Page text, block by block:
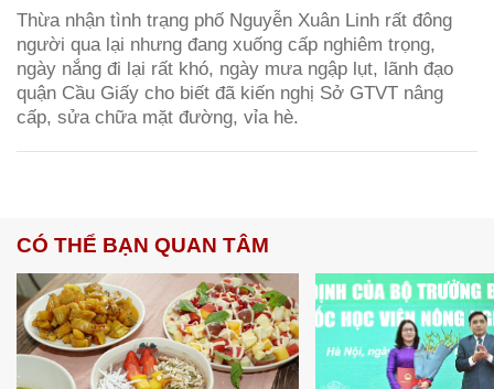
Thừa nhận tình trạng phố Nguyễn Xuân Linh rất đông
người qua lại nhưng đang xuống cấp nghiêm trọng,
ngày nắng đi lại rất khó, ngày mưa ngập lụt, lãnh đạo
quận Cầu Giấy cho biết đã kiến nghị Sở GTVT nâng
cấp, sửa chữa mặt đường, vỉa hè.
CÓ THỂ BẠN QUAN TÂM